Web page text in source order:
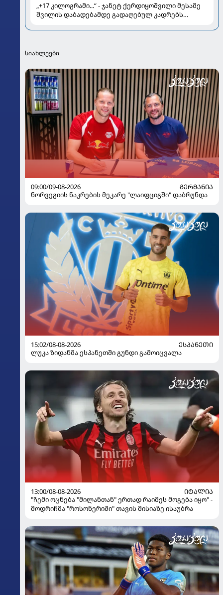
„+17 კილოგრამი...“ - ჯანეტ ქერდიყოშვილი მესამე
შვილის დაბადებამდე გადაღებულ კადრებს
სიახლეები
09:00/09-08-2026
ᲒᲔᲠᲛᲐᲜᲘᲐ
ნორვეგიის ნაკრების მეკარე "ლაიფციგში" დაბრუნდა
15:02/08-08-2026
ᲔᲡᲞᲐᲜᲔᲗᲘ
ლუკა ზიდანმა ესპანეთში გუნდი გამოიცვალა
13:00/08-08-2026
ᲘᲢᲐᲚᲘᲐ
"ჩემი ოცნება "მილანთან" ერთად რაიმეს მოგება იყო" -
მოდრიჩმა "როსონერიში" თავის მისიაზე ისაუბრა